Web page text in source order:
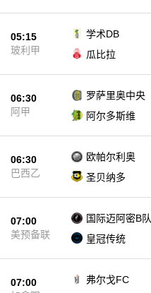
05:15
玻利甲
学术DB
瓜比拉
06:30
阿甲
罗萨里奥中央
阿尔多斯维
06:30
巴西乙
欧帕尔利奥
圣贝纳多
07:00
美预备联
国际迈阿密B队
皇冠传统
07:00
弗尔戈FC